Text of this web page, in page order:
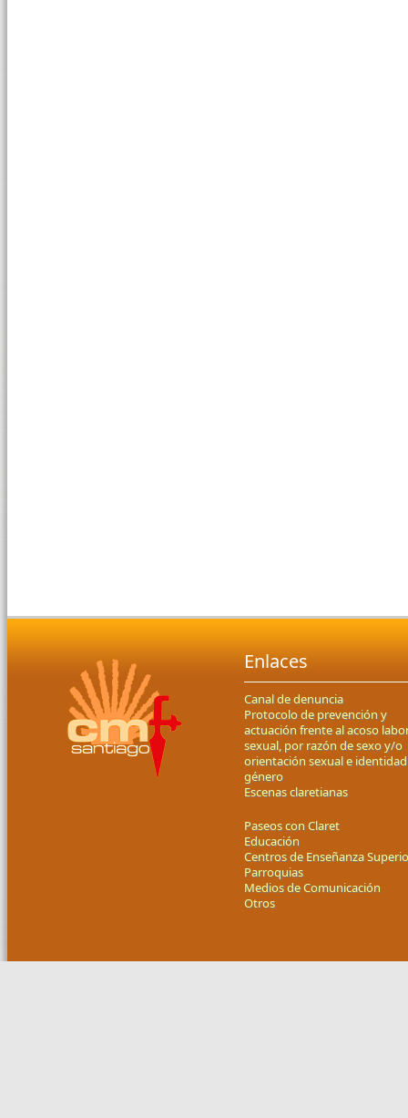
Enlaces
Canal de denuncia
Protocolo de prevención y
actuación frente al acoso
sexual, por razón de sexo y/o
orientación sexual e
género
Escenas claretianas
Paseos con Claret
Educación
Centros de Enseñanza
Parroquias
Medios de Comunicación
Otros